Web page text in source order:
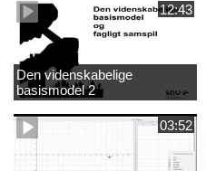
12:43
Den videnskabelige
basismodel 2
03:52